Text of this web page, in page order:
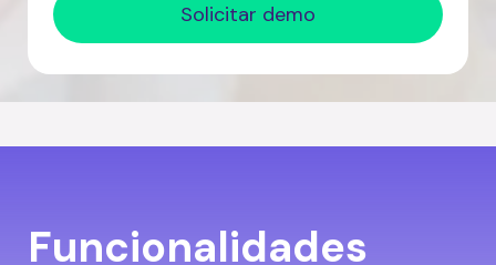
Funcionalidades